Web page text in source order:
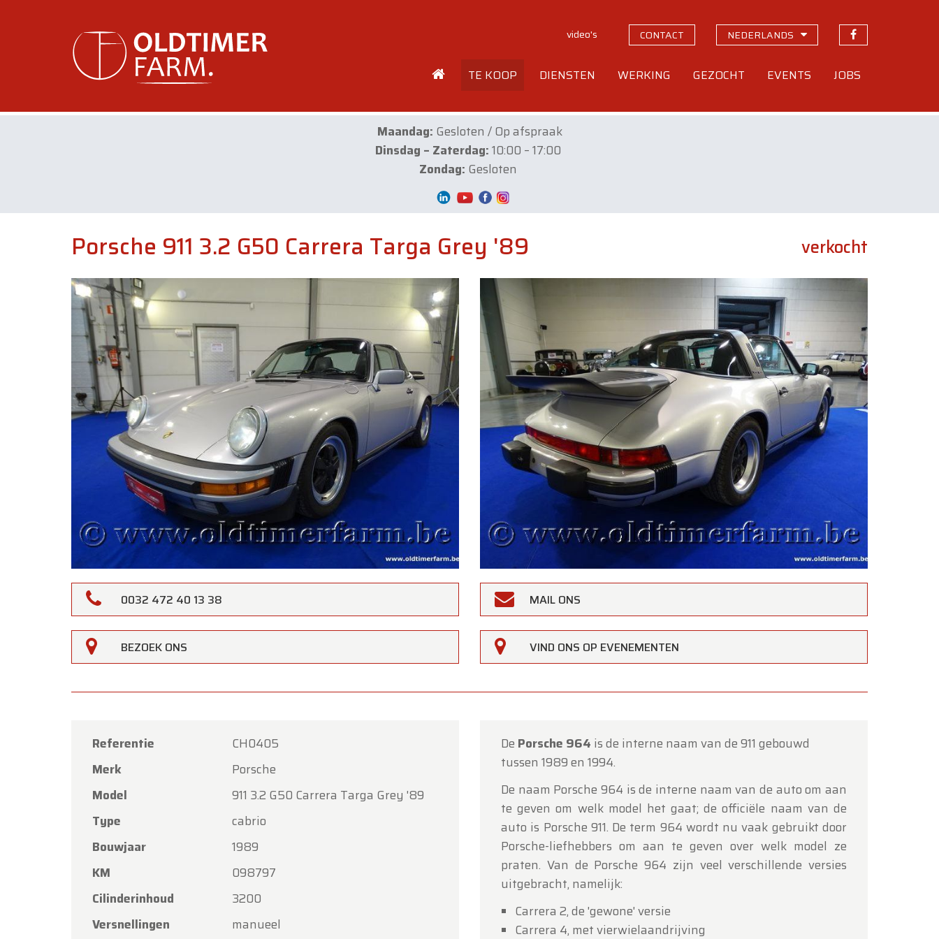
video's CONTACT NEDERLANDS
TE KOOP DIENSTEN WERKING GEZOCHT EVENTS JOBS
Maandag: Gesloten / Op afspraak
Dinsdag – Zaterdag:10:00 – 17:00
Zondag: Gesloten
Porsche 911 3.2 G50 Carrera Targa Grey '89 verkocht
0032 472 40 13 38 MAIL ONS
BEZOEK ONS VIND ONS OP EVENEMENTEN
Referentie
CH0405
Merk
Porsche
Model
911 3.2 G50 Carrera Targa Grey '89
Type
cabrio
Bouwjaar
1989
KM
098797
Cilinderinhoud
3200
Versnellingen
manueel
De Porsche 964 is de interne naam van de 911 gebouwd
tussen 1989 en 1994.
De naam Porsche 964 is de interne naam van de auto om aan
te geven om welk model het gaat; de officiële naam van de
auto is Porsche 911. De term 964 wordt nu vaak gebruikt door
Porsche-liefhebbers om aan te geven over welk model ze
praten. Van de Porsche 964 zijn veel verschillende versies
uitgebracht, namelijk:
Carrera 2, de 'gewone' versie
Carrera 4, met vierwielaandrijving
×
gesloten zijn op zaterdag 15 augustus(O.L.V.